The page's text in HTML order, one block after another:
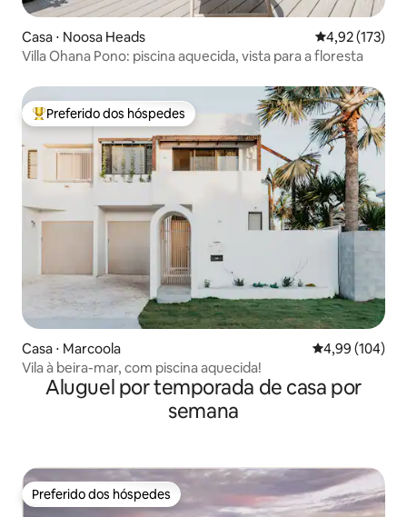
Casa ⋅ Noosa Heads 4,92 de uma
4,92 (173)
Villa Ohana Pono: piscina aquecida, vista para a floresta
Entre os melhores preferidos dos hóspedes
Preferido dos hóspedes
Casa ⋅ Marcoola 4,99 de uma
4,99 (104)
Vila à beira-mar, com piscina aquecida!
Aluguel por temporada de casa por
semana
Preferido dos hóspedes
Preferido dos hóspedes